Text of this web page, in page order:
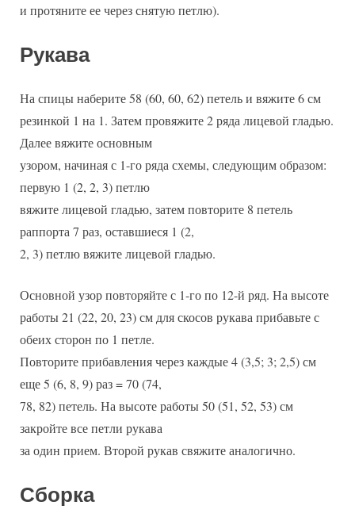
и протяните ее через снятую петлю).
Рукава
На спицы наберите 58 (60, 60, 62) петель и вяжите 6 см
резинкой 1 на 1. Затем провяжите 2 ряда лицевой гладью.
Далее вяжите основным
узором, начиная с 1-го ряда схемы, следующим образом:
первую 1 (2, 2, 3) петлю
вяжите лицевой гладью, затем повторите 8 петель
раппорта 7 раз, оставшиеся 1 (2,
2, 3) петлю вяжите лицевой гладью.
Основной узор повторяйте с 1-го по 12-й ряд. На высоте
работы 21 (22, 20, 23) см для скосов рукава прибавьте с
обеих сторон по 1 петле.
Повторите прибавления через каждые 4 (3,5; 3; 2,5) см
еще 5 (6, 8, 9) раз = 70 (74,
78, 82) петель. На высоте работы 50 (51, 52, 53) см
закройте все петли рукава
за один прием. Второй рукав свяжите аналогично.
Сборка